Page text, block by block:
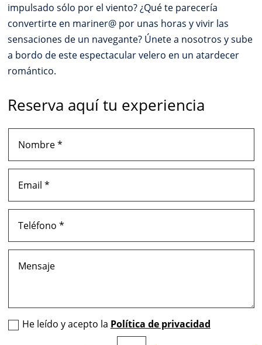
impulsado sólo por el viento? ¿Qué te parecería
convertirte en mariner@ por unas horas y vivir las
sensaciones de un navegante? Únete a nosotros y sube
a bordo de este espectacular velero en un atardecer
romántico.
Reserva aquí tu experiencia
He leído y acepto la Política de privacidad